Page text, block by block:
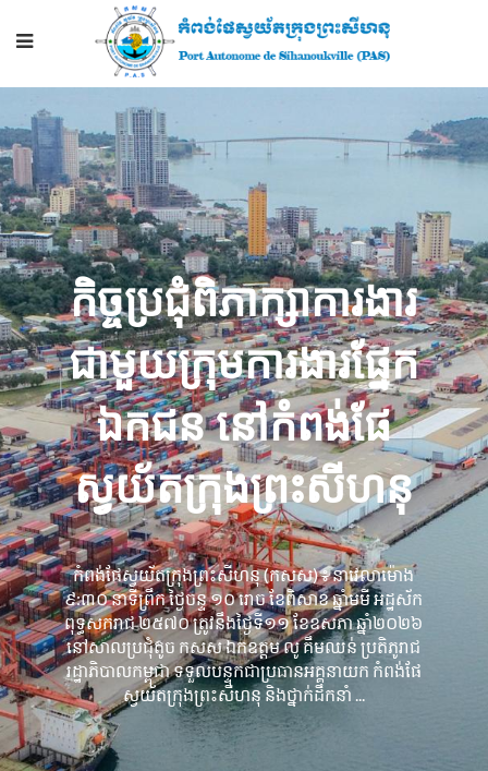
កិច្ចប្រជុំពិភាក្សាការងារ
ជាមួយក្រុមការងារផ្នែក
ឯកជន នៅកំពង់ផែ
ស្វយ័តក្រុងព្រះសីហនុ
កំពង់ផែស្វយ័តក្រុងព្រះសីហនុ (កសស) ៖ នាវេលាម៉ោង
៩:៣០ នាទីព្រឹក ថ្ងៃចន្ទ ១០ រោច ខែពិសាខ ឆ្នាំមមី អដ្ឋស័ក
ពុទ្ធសករាជ ២៥៧០ ត្រូវនឹងថ្ងៃទី១១ ខែឧសភា ឆ្នាំ២០២៦
នៅសាលប្រជុំតូច កសស ឯកឧត្តម លូ គឹមឈន់ ប្រតិភូរាជ
រដ្ឋាភិបាលកម្ពុជា ទទួលបន្ទុកជាប្រធានអគ្គនាយក កំពង់ផែ
ស្វយ័តក្រុងព្រះសីហនុ និងថ្នាក់ដឹកនាំ ...